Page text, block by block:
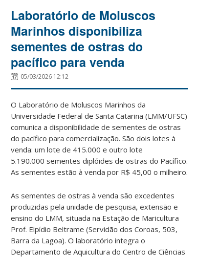
Laboratório de Moluscos
Marinhos disponibiliza
sementes de ostras do
pacífico para venda
05/03/2026 12:12
O Laboratório de Moluscos Marinhos da
Universidade Federal de Santa Catarina (LMM/UFSC)
comunica a disponibilidade de sementes de ostras
do pacífico para comercialização. São dois lotes à
venda: um lote de 415.000 e outro lote
5.190.000 sementes diplóides de ostras do Pacífico.
As sementes estão à venda por R$ 45,00 o milheiro.
As sementes de ostras à venda são excedentes
produzidas pela unidade de pesquisa, extensão e
ensino do LMM, situada na Estação de Maricultura
Prof. Elpídio Beltrame (Servidão dos Coroas, 503,
Barra da Lagoa). O laboratório integra o
Departamento de Aquicultura do Centro de Ciências